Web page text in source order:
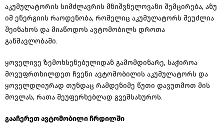
აკუმულატორის სიმძლავრის მნიშვნელოვანი შემცირება, ანუ
იმ ენერგიის რაოდენობა, რომელიც აკუმულატორს შეუძლია
შეინახოს და მიაწოდოს ავტომობილს დროთა
განმავლობაში.
ყოველივე ზემოხსენებულიდან გამომდინარე, საჭიროა
მოვუფრთხილდეთ ჩვენი ავტომობილის აკუმულატორს და
ყოველდღიურად თუნდაც რამდენიმე წუთი დავუთმოთ მის
მოვლას, რათა შეუფერხებლად გვემსახუროს.
გააჩერეთ ავტომობილი ჩრდილში